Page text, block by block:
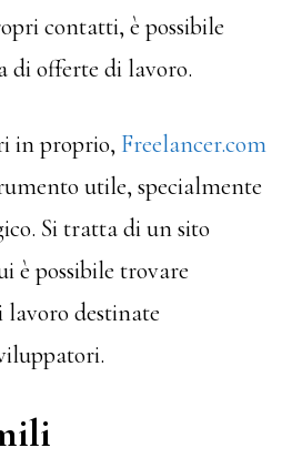
contatti, è possibile
di offerte di lavoro.
in proprio, Freelancer.com
utile, specialmente
Si tratta di un sito
è possibile trovare
lavoro destinate